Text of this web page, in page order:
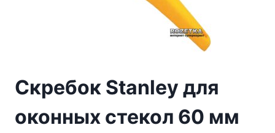
Скребок Stanley для
оконных стекол 60 мм